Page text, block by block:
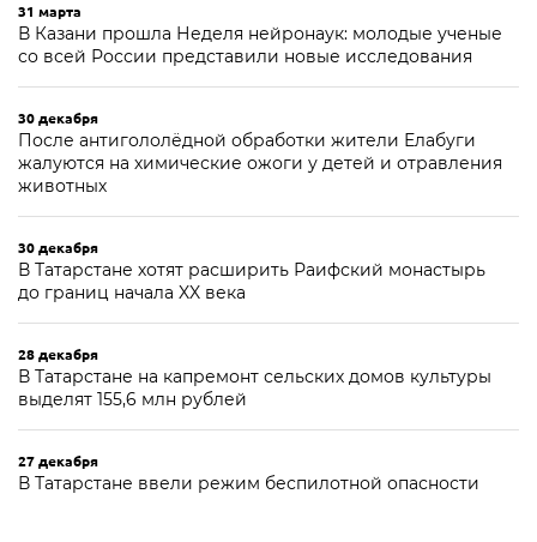
31 марта
В Казани прошла Неделя нейронаук: молодые ученые
со всей России представили новые исследования
30 декабря
После антигололёдной обработки жители Елабуги
жалуются на химические ожоги у детей и отравления
животных
30 декабря
В Татарстане хотят расширить Раифский монастырь
до границ начала XX века
28 декабря
В Татарстане на капремонт сельских домов культуры
выделят 155,6 млн рублей
27 декабря
В Татарстане ввели режим беспилотной опасности